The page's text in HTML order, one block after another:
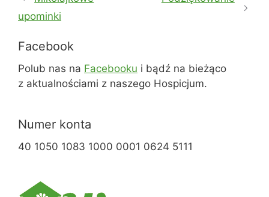
upominki
Facebook
Polub nas na Facebooku i bądź na bieżąco
z aktualnościami z naszego Hospicjum.
Numer konta
40 1050 1083 1000 0001 0624 5111